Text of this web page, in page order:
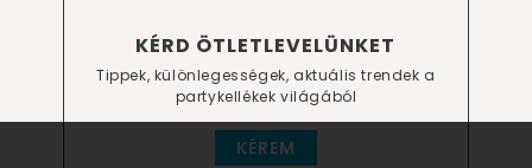
KÉRD ÖTLETLEVELÜNKET
Tippek, különlegességek, aktuális trendek a
partykellékek világából
KÉREM